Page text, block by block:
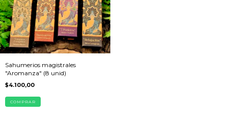
Sahumerios magistrales
"Aromanza" (8 unid)
$4.100,00
COMPRAR